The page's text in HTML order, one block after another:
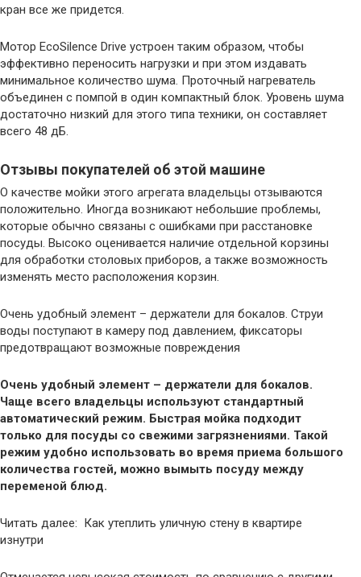
кран все же придется.
Мотор EcoSilence Drive устроен таким образом, чтобы
эффективно переносить нагрузки и при этом издавать
минимальное количество шума. Проточный нагреватель
объединен с помпой в один компактный блок. Уровень шума
достаточно низкий для этого типа техники, он составляет
всего 48 дБ.
Отзывы покупателей об этой машине
О качестве мойки этого агрегата владельцы отзываются
положительно. Иногда возникают небольшие проблемы,
которые обычно связаны с ошибками при расстановке
посуды. Высоко оценивается наличие отдельной корзины
для обработки столовых приборов, а также возможность
изменять место расположения корзин.
Очень удобный элемент – держатели для бокалов. Струи
воды поступают в камеру под давлением, фиксаторы
предотвращают возможные повреждения
Очень удобный элемент – держатели для бокалов.
Чаще всего владельцы используют стандартный
автоматический режим. Быстрая мойка подходит
только для посуды со свежими загрязнениями. Такой
режим удобно использовать во время приема большого
количества гостей, можно вымыть посуду между
переменой блюд.
Читать далее: Как утеплить уличную стену в квартире
изнутри